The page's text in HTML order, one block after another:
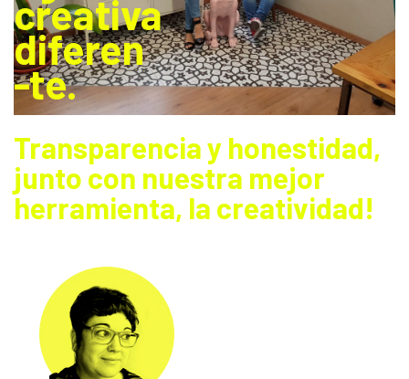
creativa
diferen
-te.
Transparencia y honestidad,
junto con nuestra mejor
herramienta, la creatividad!